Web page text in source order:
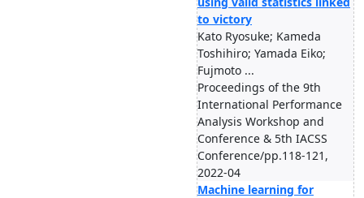
to victory
Kato Ryosuke; Kameda
Toshihiro; Yamada Eiko;
Fujmoto ...
Proceedings of the 9th
International Performance
Analysis Workshop and
Conference & 5th IACSS
Conference/pp.118-121,
2022-04
Machine learning for